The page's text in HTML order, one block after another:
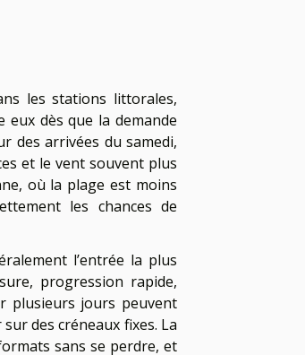
les stations littorales,
dès que la demande
des arrivées du samedi,
et le vent souvent plus
où la plage est moins
les chances de
l’entrée la plus
progression rapide,
plusieurs jours peuvent
des créneaux fixes. La
sans se perdre, et